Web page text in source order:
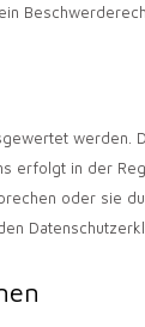
werden.
erfolgt in der
oder sie